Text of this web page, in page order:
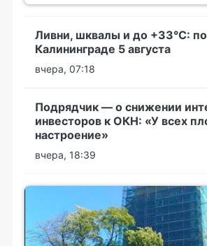
Ливни, шквалы и до +33°С:
Калининграде 5 августа
вчера, 07:18
Подрядчик — о снижении
инвесторов к ОКН: «У всех
настроение»
вчера, 18:39